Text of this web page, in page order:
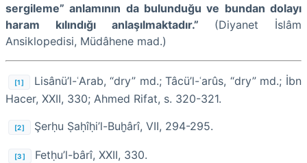
sergileme” anlamının da bulunduğu ve bundan dolayı
haram kılındığı anlaşılmaktadır.” (Diyanet İslâm
Ansiklopedisi, Müdâhene mad.)
[1]
Lisânü’l-ʿArab, “dry” md.; Tâcü’l-ʿarûs, “dry” md.; İbn
Hacer, XXII, 330; Ahmed Rifat, s. 320-321.
[2] Şerḥu Ṣaḥîḥi’l-Buḫârî, VII, 294-295.
[3] Fetḥu’l-bârî, XXII, 330.